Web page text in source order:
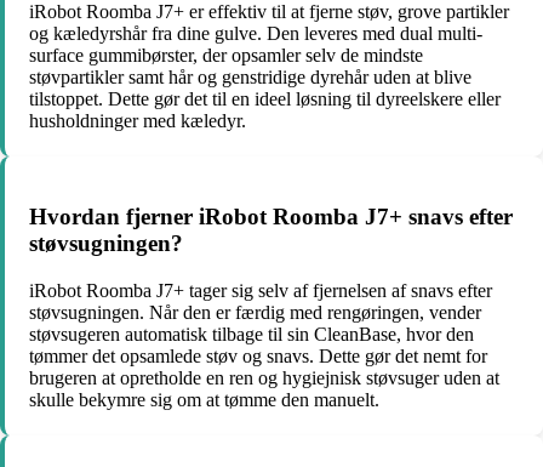
iRobot Roomba J7+ er effektiv til at fjerne støv, grove partikler
og kæledyrshår fra dine gulve. Den leveres med dual multi-
surface gummibørster, der opsamler selv de mindste
støvpartikler samt hår og genstridige dyrehår uden at blive
tilstoppet. Dette gør det til en ideel løsning til dyreelskere eller
husholdninger med kæledyr.
Hvordan fjerner iRobot Roomba J7+ snavs efter
støvsugningen?
iRobot Roomba J7+ tager sig selv af fjernelsen af snavs efter
støvsugningen. Når den er færdig med rengøringen, vender
støvsugeren automatisk tilbage til sin CleanBase, hvor den
tømmer det opsamlede støv og snavs. Dette gør det nemt for
brugeren at opretholde en ren og hygiejnisk støvsuger uden at
skulle bekymre sig om at tømme den manuelt.